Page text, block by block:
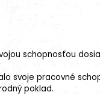
schopnosťou
svoje pracovné
poklad.